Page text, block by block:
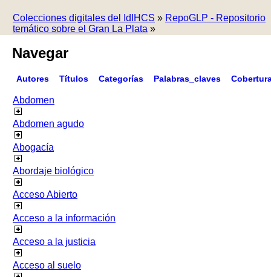
Colecciones digitales del IdIHCS » RepoGLP - Repositorio
temático sobre el Gran La Plata »
Navegar
Autores Títulos Categorías Palabras_claves
Abdomen
Abdomen agudo
Abogacía
Abordaje biológico
Acceso Abierto
Acceso a la información
Acceso a la justicia
Acceso al suelo